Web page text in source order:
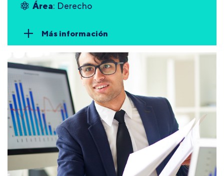
Área: Derecho
Más información